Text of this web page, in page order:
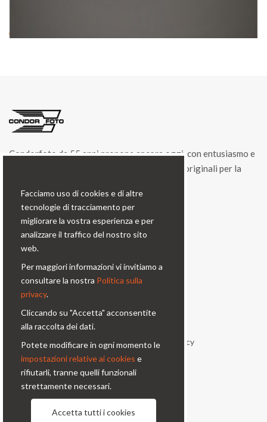
cod. 04382/1
€ 20.00
Condorfoto da 55 anni propone ancora oggi, con entusiasmo e
vitalità, una gamma di prodotti e di soluzioni originali per la
Contatti
Via Prinetti, 32 - 20127
Milano - Italy
condor@condor-foto.it
Informazioni
Chi Siamo
Privacy Policy
Condizioni generali
Facciamo uso di cookies e di altre
tecnologie di tracciamento per
migliorare la vostra esperienza e per
analizzare il traffico del nostro sito
web.
Per maggiori informazioni vi invitiamo a
consultare la nostra Politica sulla
privacy.
Cliccando su "Accetta" acconsentite
alla raccolta dei dati.
Potete modificare in ogni momento le
impostazioni relative ai cookies e
rifiutarli, tranne quelli funzionali
strettamente necessari.
Accetta tutti i cookies